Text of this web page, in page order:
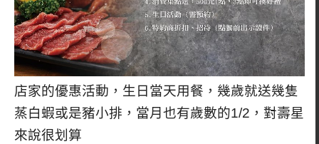
店家的優惠活動，生日當天用餐，幾歲就送幾隻
蒸白蝦或是豬小排，當月也有歲數的1/2，對壽星
來說很划算